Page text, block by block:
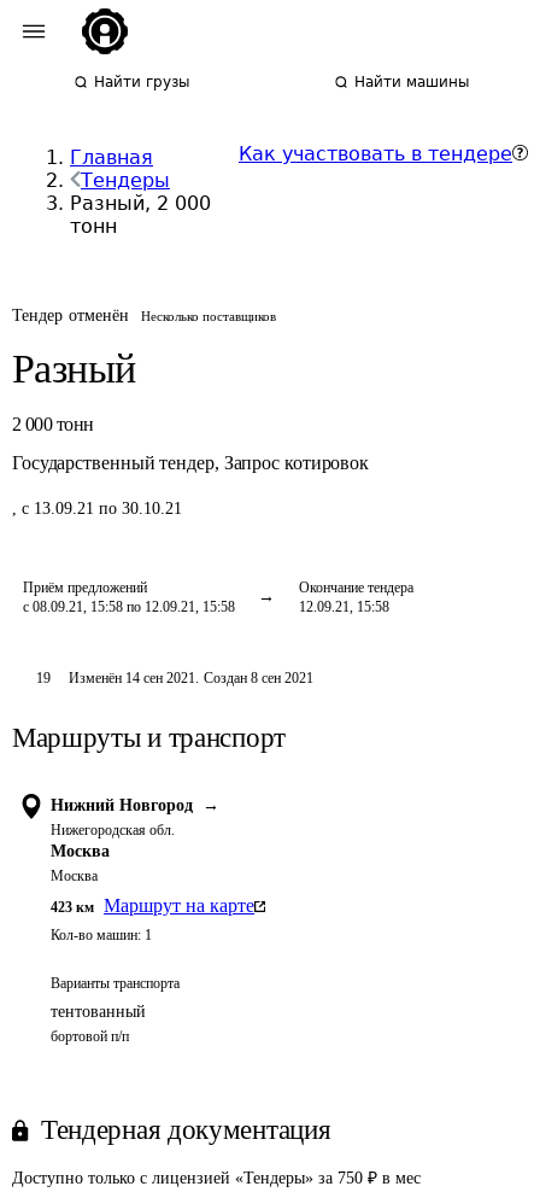
Найти грузы Найти машины
Главная
Тендеры
Разный, 2 000
тонн
Как участвовать в тендере
Тендер отменён Несколько поставщиков
Разный
2 000 тонн
Государственный тендер, Запрос котировок
, с 13.09.21 по 30.10.21
Приём предложений
с 08.09.21, 15:58 по 12.09.21, 15:58
Окончание тендера
12.09.21, 15:58
19 Изменён 14 сен 2021. Создан 8 сен 2021
Маршруты и транспорт
Нижний Новгород →
Нижегородская обл.
Москва
Москва
423 км Маршрут на карте
Кол-во машин: 1
Варианты транспорта
тентованный
бортовой п/п
Тендерная документация
Доступно только с лицензией «Тендеры» за 750 ₽ в мес